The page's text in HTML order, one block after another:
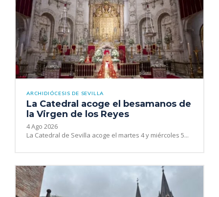
ARCHIDIÓCESIS DE SEVILLA
La Catedral acoge el besamanos de
la Virgen de los Reyes
4 Ago 2026
La Catedral de Sevilla acoge el martes 4 y miércoles 5...